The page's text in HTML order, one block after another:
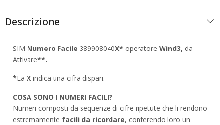
Descrizione
SIM Numero Facile 389908040X* operatore Wind3, da
Attivare**.
*La X indica una cifra dispari.
COSA SONO I NUMERI FACILI?
Numeri composti da sequenze di cifre ripetute che li rendono
estremamente facili da ricordare, conferendo loro un